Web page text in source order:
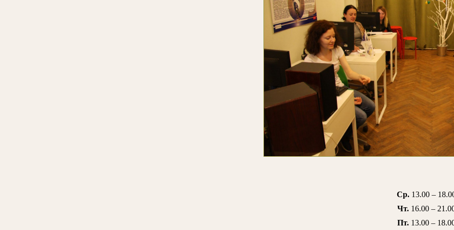
Ср. 13.00 –
Чт. 16.00 –
Пт. 13.00 –